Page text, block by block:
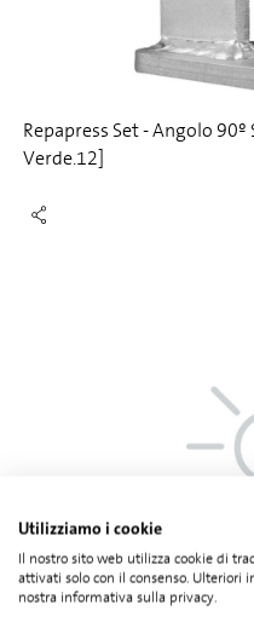
Repapress Set - Angolo
Verde.12]
Repapress Set - EAP
Utilizziamo i cookie
Il nostro sito web utilizza cookie di
attivati solo con il consenso. Ulteriori
nostra informativa sulla privacy.